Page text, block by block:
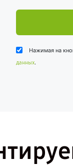
Нажимая на
данных.